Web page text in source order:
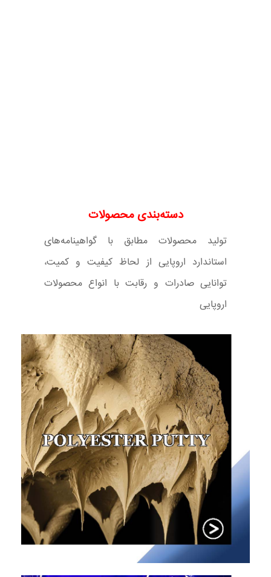
دسته‌بندی محصولات
تولید محصولات مطابق با گواهینامه‌های
استاندارد اروپایی از لحاظ کیفیت و کمیت،
توانایی صادرات و رقابت با انواع محصولات
اروپایی